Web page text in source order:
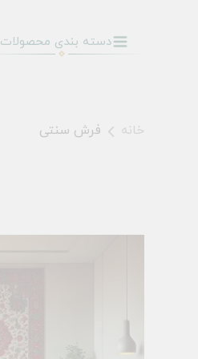
دسته بندی محصولات
خانه فرش سنتی